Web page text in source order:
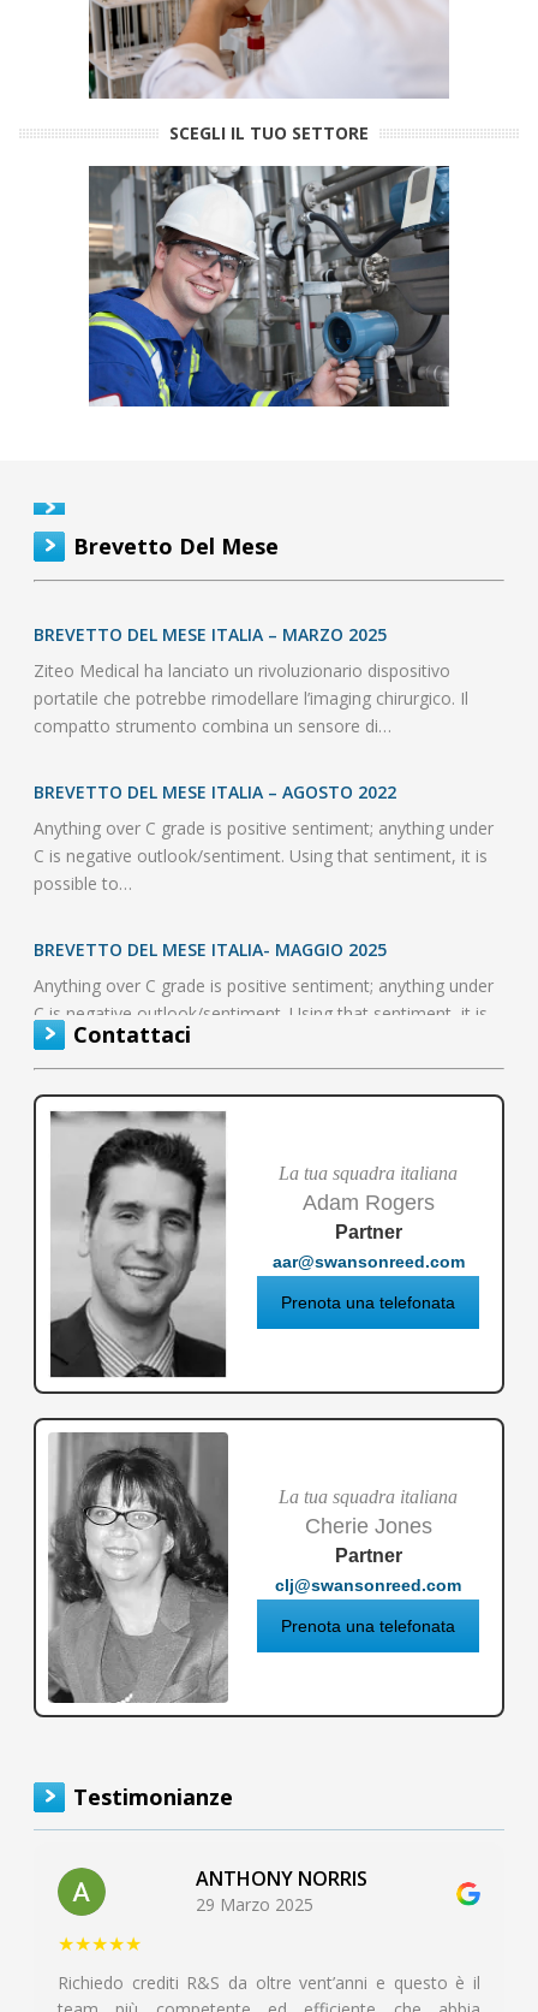
SCEGLI IL TUO SETTORE
Brevetto Del Mese
BREVETTO DEL MESE ITALIA – MARZO 2025
Ziteo Medical ha lanciato un rivoluzionario dispositivo
portatile che potrebbe rimodellare l’imaging chirurgico. Il
compatto strumento combina un sensore di…
BREVETTO DEL MESE ITALIA – AGOSTO 2022
Anything over C grade is positive sentiment; anything under
C is negative outlook/sentiment. Using that sentiment, it is
possible to…
BREVETTO DEL MESE ITALIA- MAGGIO 2025
Anything over C grade is positive sentiment; anything under
C is negative outlook/sentiment. Using that sentiment, it is
possible to…
Contattaci
La tua squadra italiana
Adam Rogers
Partner
aar@swansonreed.com
Prenota una telefonata
La tua squadra italiana
Cherie Jones
Partner
clj@swansonreed.com
Prenota una telefonata
Testimonianze
ANTHONY NORRIS
29 Marzo 2025
★★★★★
Richiedo crediti R&S da oltre vent’anni e questo è il